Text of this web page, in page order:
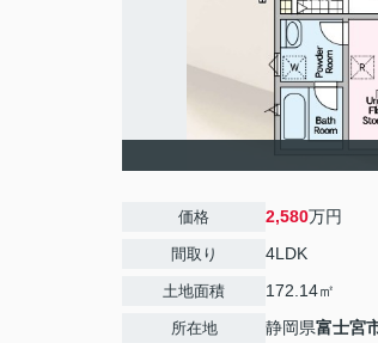
価格 2,580万円
間取り 4LDK
土地面積 172.14㎡
所在地 静岡県富士宮